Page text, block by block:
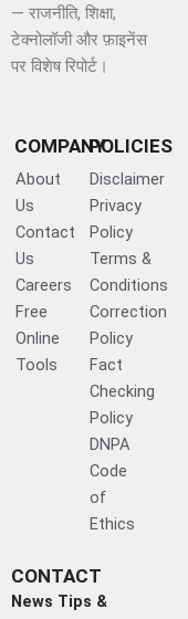
— राजनीति, शिक्षा,
टेक्नोलॉजी और फ़ाइनेंस
पर विशेष रिपोर्ट।
COMPANY
About
Us
Contact
Us
Careers
Free
Online
Tools
POLICIES
Disclaimer
Privacy
Policy
Terms &
Conditions
Correction
Policy
Fact
Checking
Policy
DNPA
Code
of
Ethics
CONTACT
News Tips &